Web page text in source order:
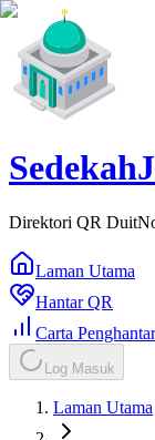
Direktori QR
Laman Utama
Hantar QR
Carta
Log Masuk
Laman Utama